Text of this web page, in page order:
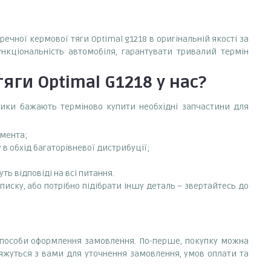
кермової тяги Optimal g1218 в оригінальній якості за
автомобіля, гарантувати тривалий термін
Optimal G1218 у нас?
бажають терміново купити необхідні запчастини для
багаторівневої дистрибуції;
відповіді на всі питання.
або потрібно підібрати іншу деталь – звертайтесь до
оформлення замовлення. По-перше, покупку можна
з вами для уточнення замовлення, умов оплати та